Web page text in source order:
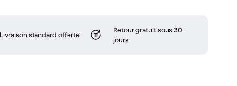
Livraison standard offerte
Retour gratuit sous 30
jours